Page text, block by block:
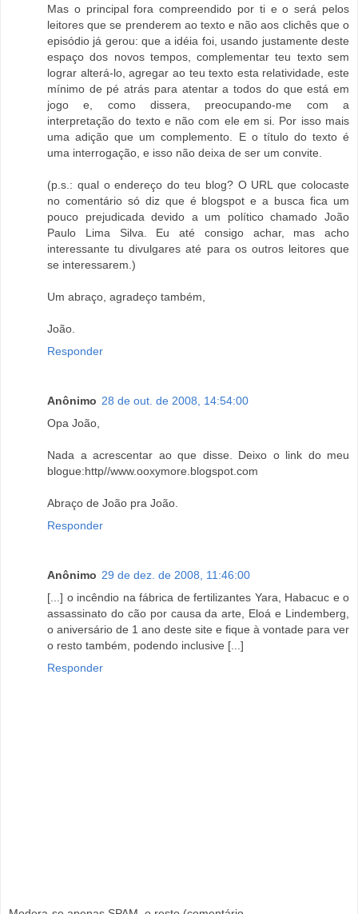
Mas o principal fora compreendido por ti e o será pelos
leitores que se prenderem ao texto e não aos clichês que o
episódio já gerou: que a idéia foi, usando justamente deste
espaço dos novos tempos, complementar teu texto sem
lograr alterá-lo, agregar ao teu texto esta relatividade, este
mínimo de pé atrás para atentar a todos do que está em
jogo e, como dissera, preocupando-me com a
interpretação do texto e não com ele em si. Por isso mais
uma adição que um complemento. E o título do texto é
uma interrogação, e isso não deixa de ser um convite.
(p.s.: qual o endereço do teu blog? O URL que colocaste
no comentário só diz que é blogspot e a busca fica um
pouco prejudicada devido a um político chamado João
Paulo Lima Silva. Eu até consigo achar, mas acho
interessante tu divulgares até para os outros leitores que
se interessarem.)
Um abraço, agradeço também,
João.
Responder
Anônimo 28 de out. de 2008, 14:54:00
Opa João,
Nada a acrescentar ao que disse. Deixo o link do meu
blogue:http//www.ooxymore.blogspot.com
Abraço de João pra João.
Responder
Anônimo 29 de dez. de 2008, 11:46:00
[...] o incêndio na fábrica de fertilizantes Yara, Habacuc e o
assassinato do cão por causa da arte, Eloá e Lindemberg,
o aniversário de 1 ano deste site e fique à vontade para ver
o resto também, podendo inclusive [...]
Responder